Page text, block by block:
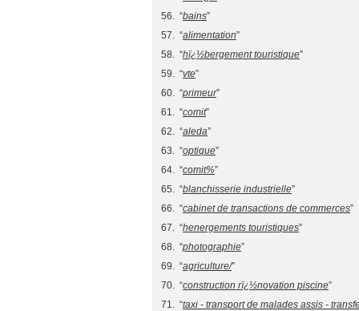
56. “bains”
57. “alimentation”
58. “hï¿½bergement touristique”
59. “vte”
60. “primeur”
61. “comit”
62. “aleda”
63. “optique”
64. “comit%”
65. “blanchisserie industrielle”
66. “cabinet de transactions de commerces”
67. “henergements touristiques”
68. “photographie”
69. “agriculture/”
70. “construction rï¿½novation piscine”
71. “taxi - transport de malades assis -